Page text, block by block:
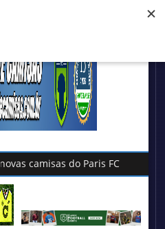
Hummel lança as novas camisas do